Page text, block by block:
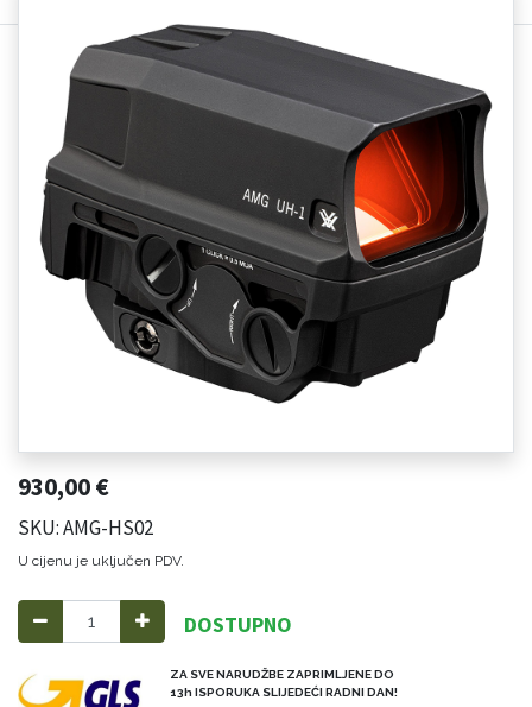
930,00€
SKU: AMG-HS02
U cijenu je uključen PDV.
DOSTUPNO
ZA SVE NARUDŽBE ZAPRIMLJENE DO
13h ISPORUKA SLIJEDEĆI RADNI DAN!